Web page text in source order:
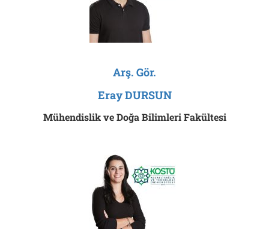
Arş. Gör.
Eray DURSUN
Mühendislik ve Doğa Bilimleri Fakültesi